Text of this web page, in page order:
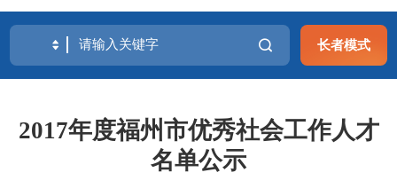
长者模式
2017年度福州市优秀社会工作人才
名单公示